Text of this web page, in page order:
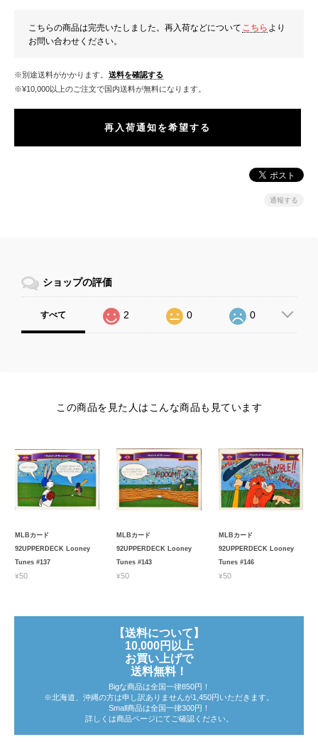
こちらの商品は完売いたしました。再入荷などについて こちら より
お問い合わせください。
※別途送料がかかります。 送料を確認する
※¥10,000以上のご注文で国内送料が無料になります。
再入荷通知を希望する
通報する
ショップの評価
すべて 2 0 0
この商品を見た人はこんな商品も見ています
MLBカード
92UPPERDECK Looney
Tunes #137
¥50
MLBカード
92UPPERDECK Looney
Tunes #143
¥50
MLBカード
92UPPERDECK Looney
Tunes #146
¥50
【送料について】
10,000円以上
お買い上げで
送料無料！
Bigな商品は全国一律850円！
※北海道、沖縄の方は申し訳ありませんが1,450円いただきます。
Small商品は全国一律300円！
詳しくは商品ページにてご確認ください。